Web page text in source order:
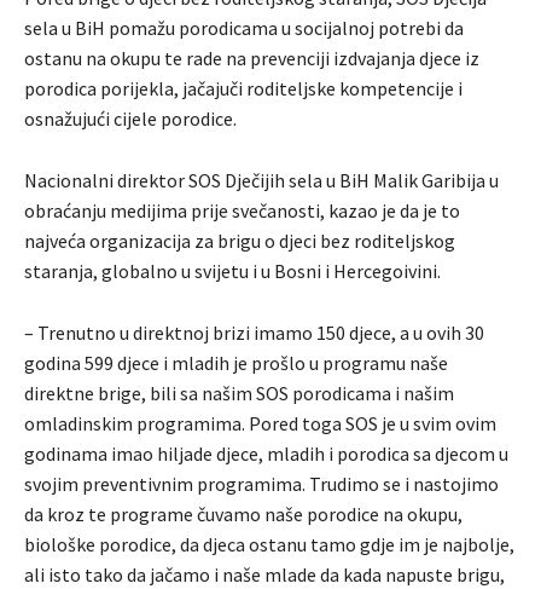
sela u BiH pomažu porodicama u socijalnoj potrebi da
ostanu na okupu te rade na prevenciji izdvajanja djece iz
porodica porijekla, jačajuči roditeljske kompetencije i
osnažujući cijele porodice.
Nacionalni direktor SOS Dječijih sela u BiH Malik Garibija u
obraćanju medijima prije svečanosti, kazao je da je to
najveća organizacija za brigu o djeci bez roditeljskog
staranja, globalno u svijetu i u Bosni i Hercegoivini.
– Trenutno u direktnoj brizi imamo 150 djece, a u ovih 30
godina 599 djece i mladih je prošlo u programu naše
direktne brige, bili sa našim SOS porodicama i našim
omladinskim programima. Pored toga SOS je u svim ovim
godinama imao hiljade djece, mladih i porodica sa djecom u
svojim preventivnim programima. Trudimo se i nastojimo
da kroz te programe čuvamo naše porodice na okupu,
biološke porodice, da djeca ostanu tamo gdje im je najbolje,
ali isto tako da jačamo i naše mlade da kada napuste brigu,